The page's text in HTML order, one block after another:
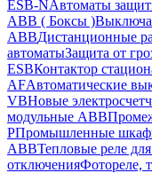
ESB-NАвтоматы
ABB ( Боксы )
ABBДистанционные
автоматыЗащита от
ESBКонтактор
AFАвтоматические
VBНовые
модульные ABB
PПромышленные
ABBТепловые реле
отключенияФотореле,